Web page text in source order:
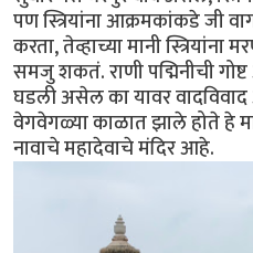
पण स्त्रियांना आक्रमकांकडे जी
करता, तेव्हाच्या मानी
समजु शकतं. राणी पद्मिनीची
घडली असेल का यावर
वेगवेगळ्या काळात झाले होते हे
नावाचे महादेवाचे मंदिर आहे.